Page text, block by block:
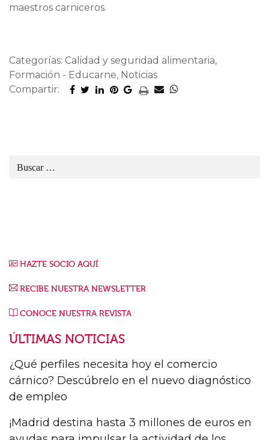
maestros carniceros.
Categorías: Calidad y seguridad alimentaria,
Formación - Educarne, Noticias
Compartir:
HAZTE SOCIO AQUÍ
RECIBE NUESTRA NEWSLETTER
CONOCE NUESTRA REVISTA
ÚLTIMAS NOTICIAS
¿Qué perfiles necesita hoy el comercio
cárnico? Descúbrelo en el nuevo diagnóstico
de empleo
¡Madrid destina hasta 3 millones de euros en